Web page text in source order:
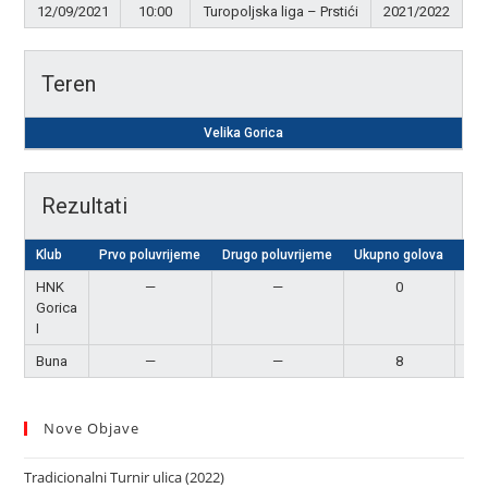
12/09/2021 10:00 Turopoljska liga – Prstići 2021/2022
Teren
Velika Gorica
Rezultati
Klub Prvo poluvrijeme Drugo poluvrijeme Ukupno golova
HNK
Gorica
I
— — 0
Buna — — 8
Nove Objave
Tradicionalni Turnir ulica (2022)